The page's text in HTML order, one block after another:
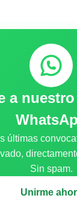
a
últimas
Sin spam.
Unirme